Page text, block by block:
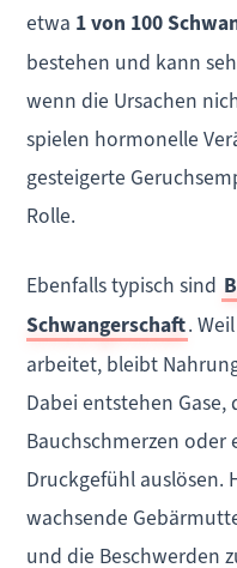
etwa 1 von 100
bestehen und kann
wenn die Ursachen
spielen hormonelle
gesteigerte
Rolle.
Ebenfalls typisch sind
Schwangerschaft.
arbeitet, bleibt
Dabei entstehen Gase,
Bauchschmerzen oder
Druckgefühl auslösen.
wachsende
und die Beschwerden